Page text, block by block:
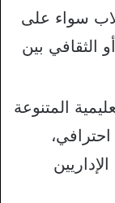
سواء على
الثقافي بين
المتنوعة